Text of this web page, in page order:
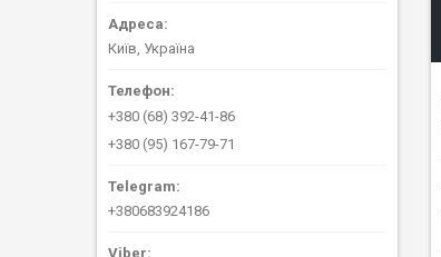
Київ, Україна
+380 (68) 392-41-86
+380 (95) 167-79-71
+380683924186